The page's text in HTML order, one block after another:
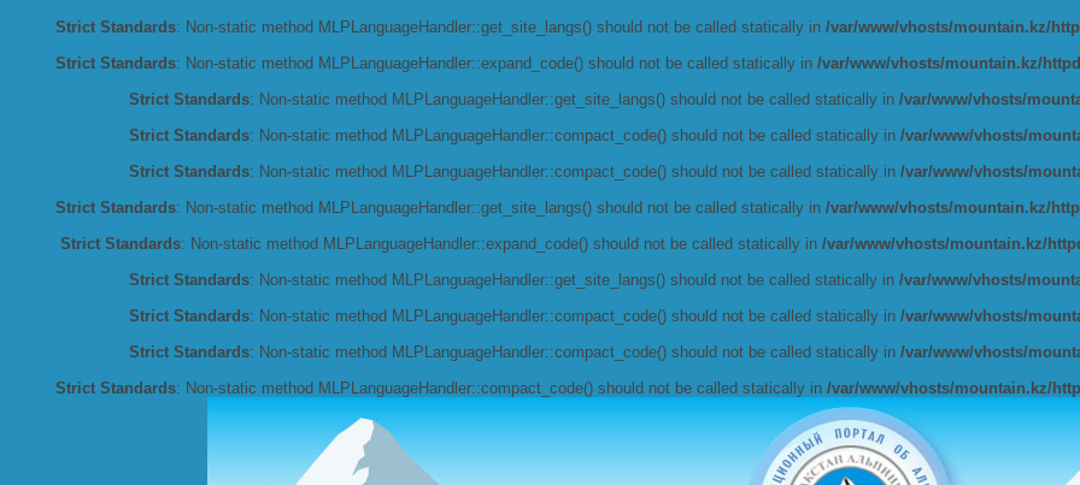
Strict Standards: Non-static method MLPLanguageHandler::get_site_langs() should not be called statically in /var/www/vhosts/mountain.kz/
Strict Standards: Non-static method MLPLanguageHandler::expand_code() should not be called statically in /var/www/vhosts/mountain.kz/
Strict Standards: Non-static method MLPLanguageHandler::get_site_langs() should not be called statically in /var/www/vhosts/
Strict Standards: Non-static method MLPLanguageHandler::compact_code() should not be called statically in /var/www/vhosts/
Strict Standards: Non-static method MLPLanguageHandler::compact_code() should not be called statically in /var/www/vhosts/
Strict Standards: Non-static method MLPLanguageHandler::get_site_langs() should not be called statically in /var/www/vhosts/mountain.kz/
Strict Standards: Non-static method MLPLanguageHandler::expand_code() should not be called statically in /var/www/vhosts/mountain.kz/
Strict Standards: Non-static method MLPLanguageHandler::get_site_langs() should not be called statically in /var/www/vhosts/
Strict Standards: Non-static method MLPLanguageHandler::compact_code() should not be called statically in /var/www/vhosts/
Strict Standards: Non-static method MLPLanguageHandler::compact_code() should not be called statically in /var/www/vhosts/
Strict Standards: Non-static method MLPLanguageHandler::compact_code() should not be called statically in /var/www/vhosts/mountain.kz/